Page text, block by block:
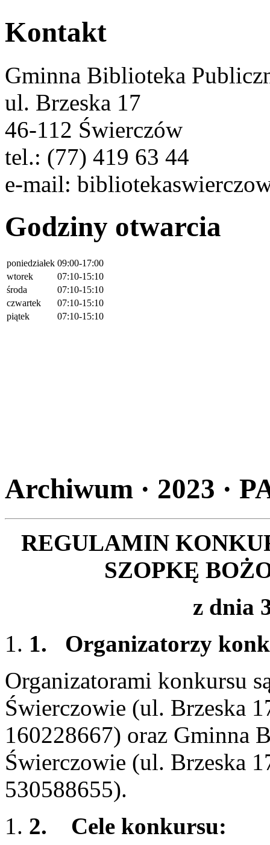
Kontakt
Gminna Biblioteka
ul. Brzeska 17
46-112 Świerczów
tel.: (77) 419 63 44
e-mail:
Godziny otwarcia
poniedziałek 09:00-17:00
wtorek
07:10-15:10
środa
07:10-15:10
czwartek
07:10-15:10
piątek
07:10-15:10
Archiwum · 2023 ·
REGULAMIN
SZOPKĘ
z dnia
1. Organizatorzy
Organizatorami konkursu
Świerczowie (ul. Brzeska
160228667) oraz Gminna
Świerczowie (ul. Brzeska
530588655).
2.
Cele konkursu: